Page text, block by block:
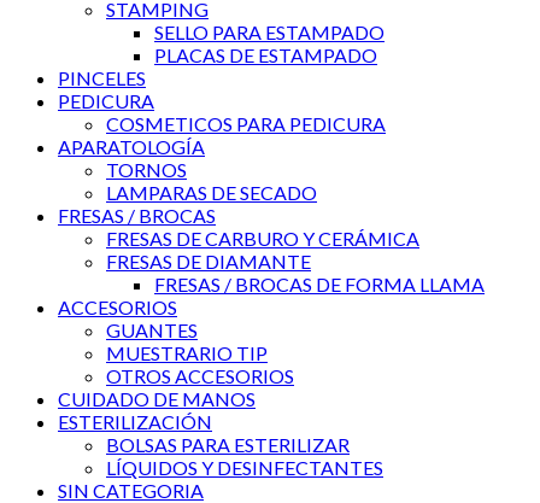
STAMPING
SELLO PARA ESTAMPADO
PLACAS DE ESTAMPADO
PINCELES
PEDICURA
COSMETICOS PARA PEDICURA
APARATOLOGÍA
TORNOS
LAMPARAS DE SECADO
FRESAS / BROCAS
FRESAS DE CARBURO Y CERÁMICA
FRESAS DE DIAMANTE
FRESAS / BROCAS DE FORMA LLAMA
ACCESORIOS
GUANTES
MUESTRARIO TIP
OTROS ACCESORIOS
CUIDADO DE MANOS
ESTERILIZACIÓN
BOLSAS PARA ESTERILIZAR
LÍQUIDOS Y DESINFECTANTES
SIN CATEGORIA